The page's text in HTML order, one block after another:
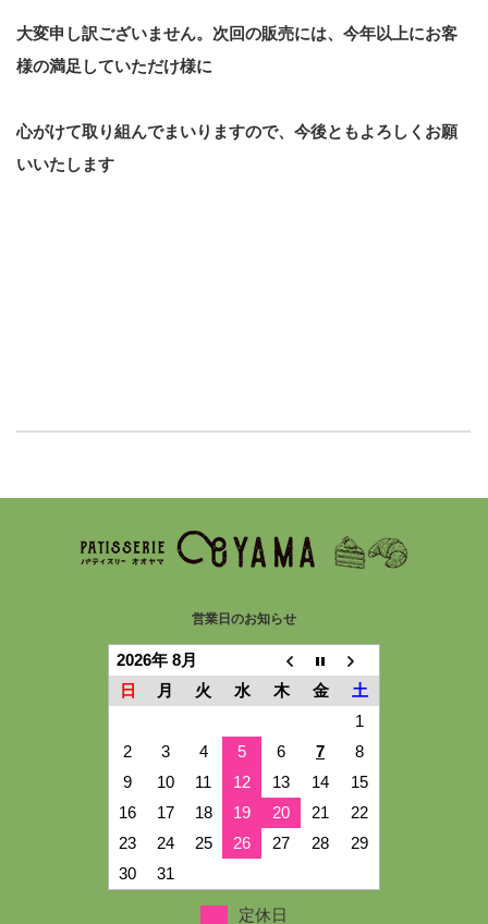
大変申し訳ございません。次回の販売には、今年以上にお客
様の満足していただけ様に
心がけて取り組んでまいりますので、今後ともよろしくお願
いいたします
営業日のお知らせ
2026年 8月
日
月 火 水 木 金
土
1
2
3 4 5 6 7
8
9
10 11 12 13 14
15
16
17 18 19 20 21
22
23
24 25 26 27 28
29
30
31
定休日